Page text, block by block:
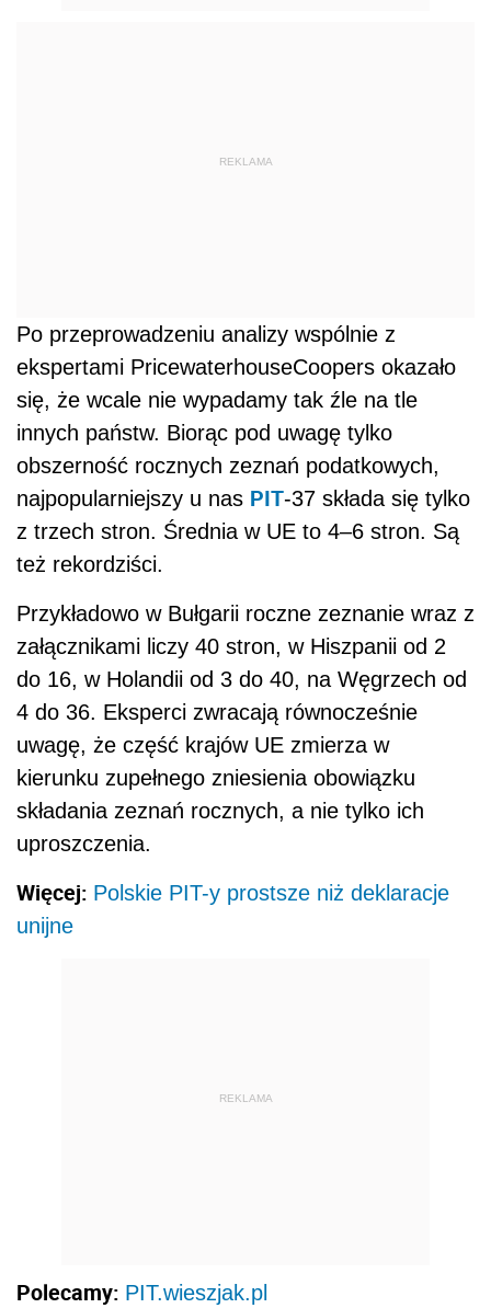
REKLAMA
Po przeprowadzeniu analizy wspólnie z
ekspertami PricewaterhouseCoopers okazało
się, że wcale nie wypadamy tak źle na tle
innych państw. Biorąc pod uwagę tylko
obszerność rocznych zeznań podatkowych,
najpopularniejszy u nas PIT-37 składa się tylko
z trzech stron. Średnia w UE to 4–6 stron. Są
też rekordziści.
Przykładowo w Bułgarii roczne zeznanie wraz z
załącznikami liczy 40 stron, w Hiszpanii od 2
do 16, w Holandii od 3 do 40, na Węgrzech od
4 do 36. Eksperci zwracają równocześnie
uwagę, że część krajów UE zmierza w
kierunku zupełnego zniesienia obowiązku
składania zeznań rocznych, a nie tylko ich
uproszczenia.
Więcej: Polskie PIT-y prostsze niż deklaracje
unijne
REKLAMA
Polecamy: PIT.wieszjak.pl